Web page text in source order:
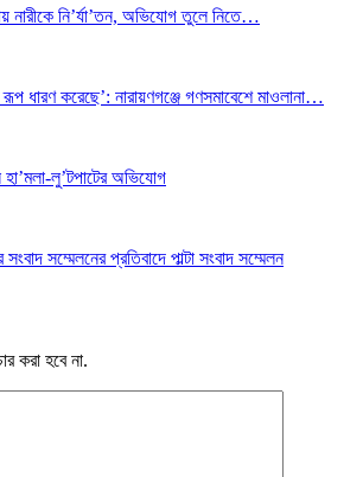
নারীকে নি’র্যা’তন, অভিযোগ তুলে নিতে…
ধারণ করেছে’: নারায়ণগঞ্জে গণসমাবেশে মাওলানা…
লু’টপাটের অভিযোগ
সম্মেলনের প্রতিবাদে পাল্টা সংবাদ সম্মেলন
করা হবে না.